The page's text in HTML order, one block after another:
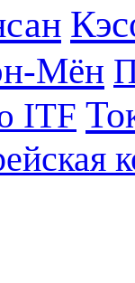
Мён
ITF